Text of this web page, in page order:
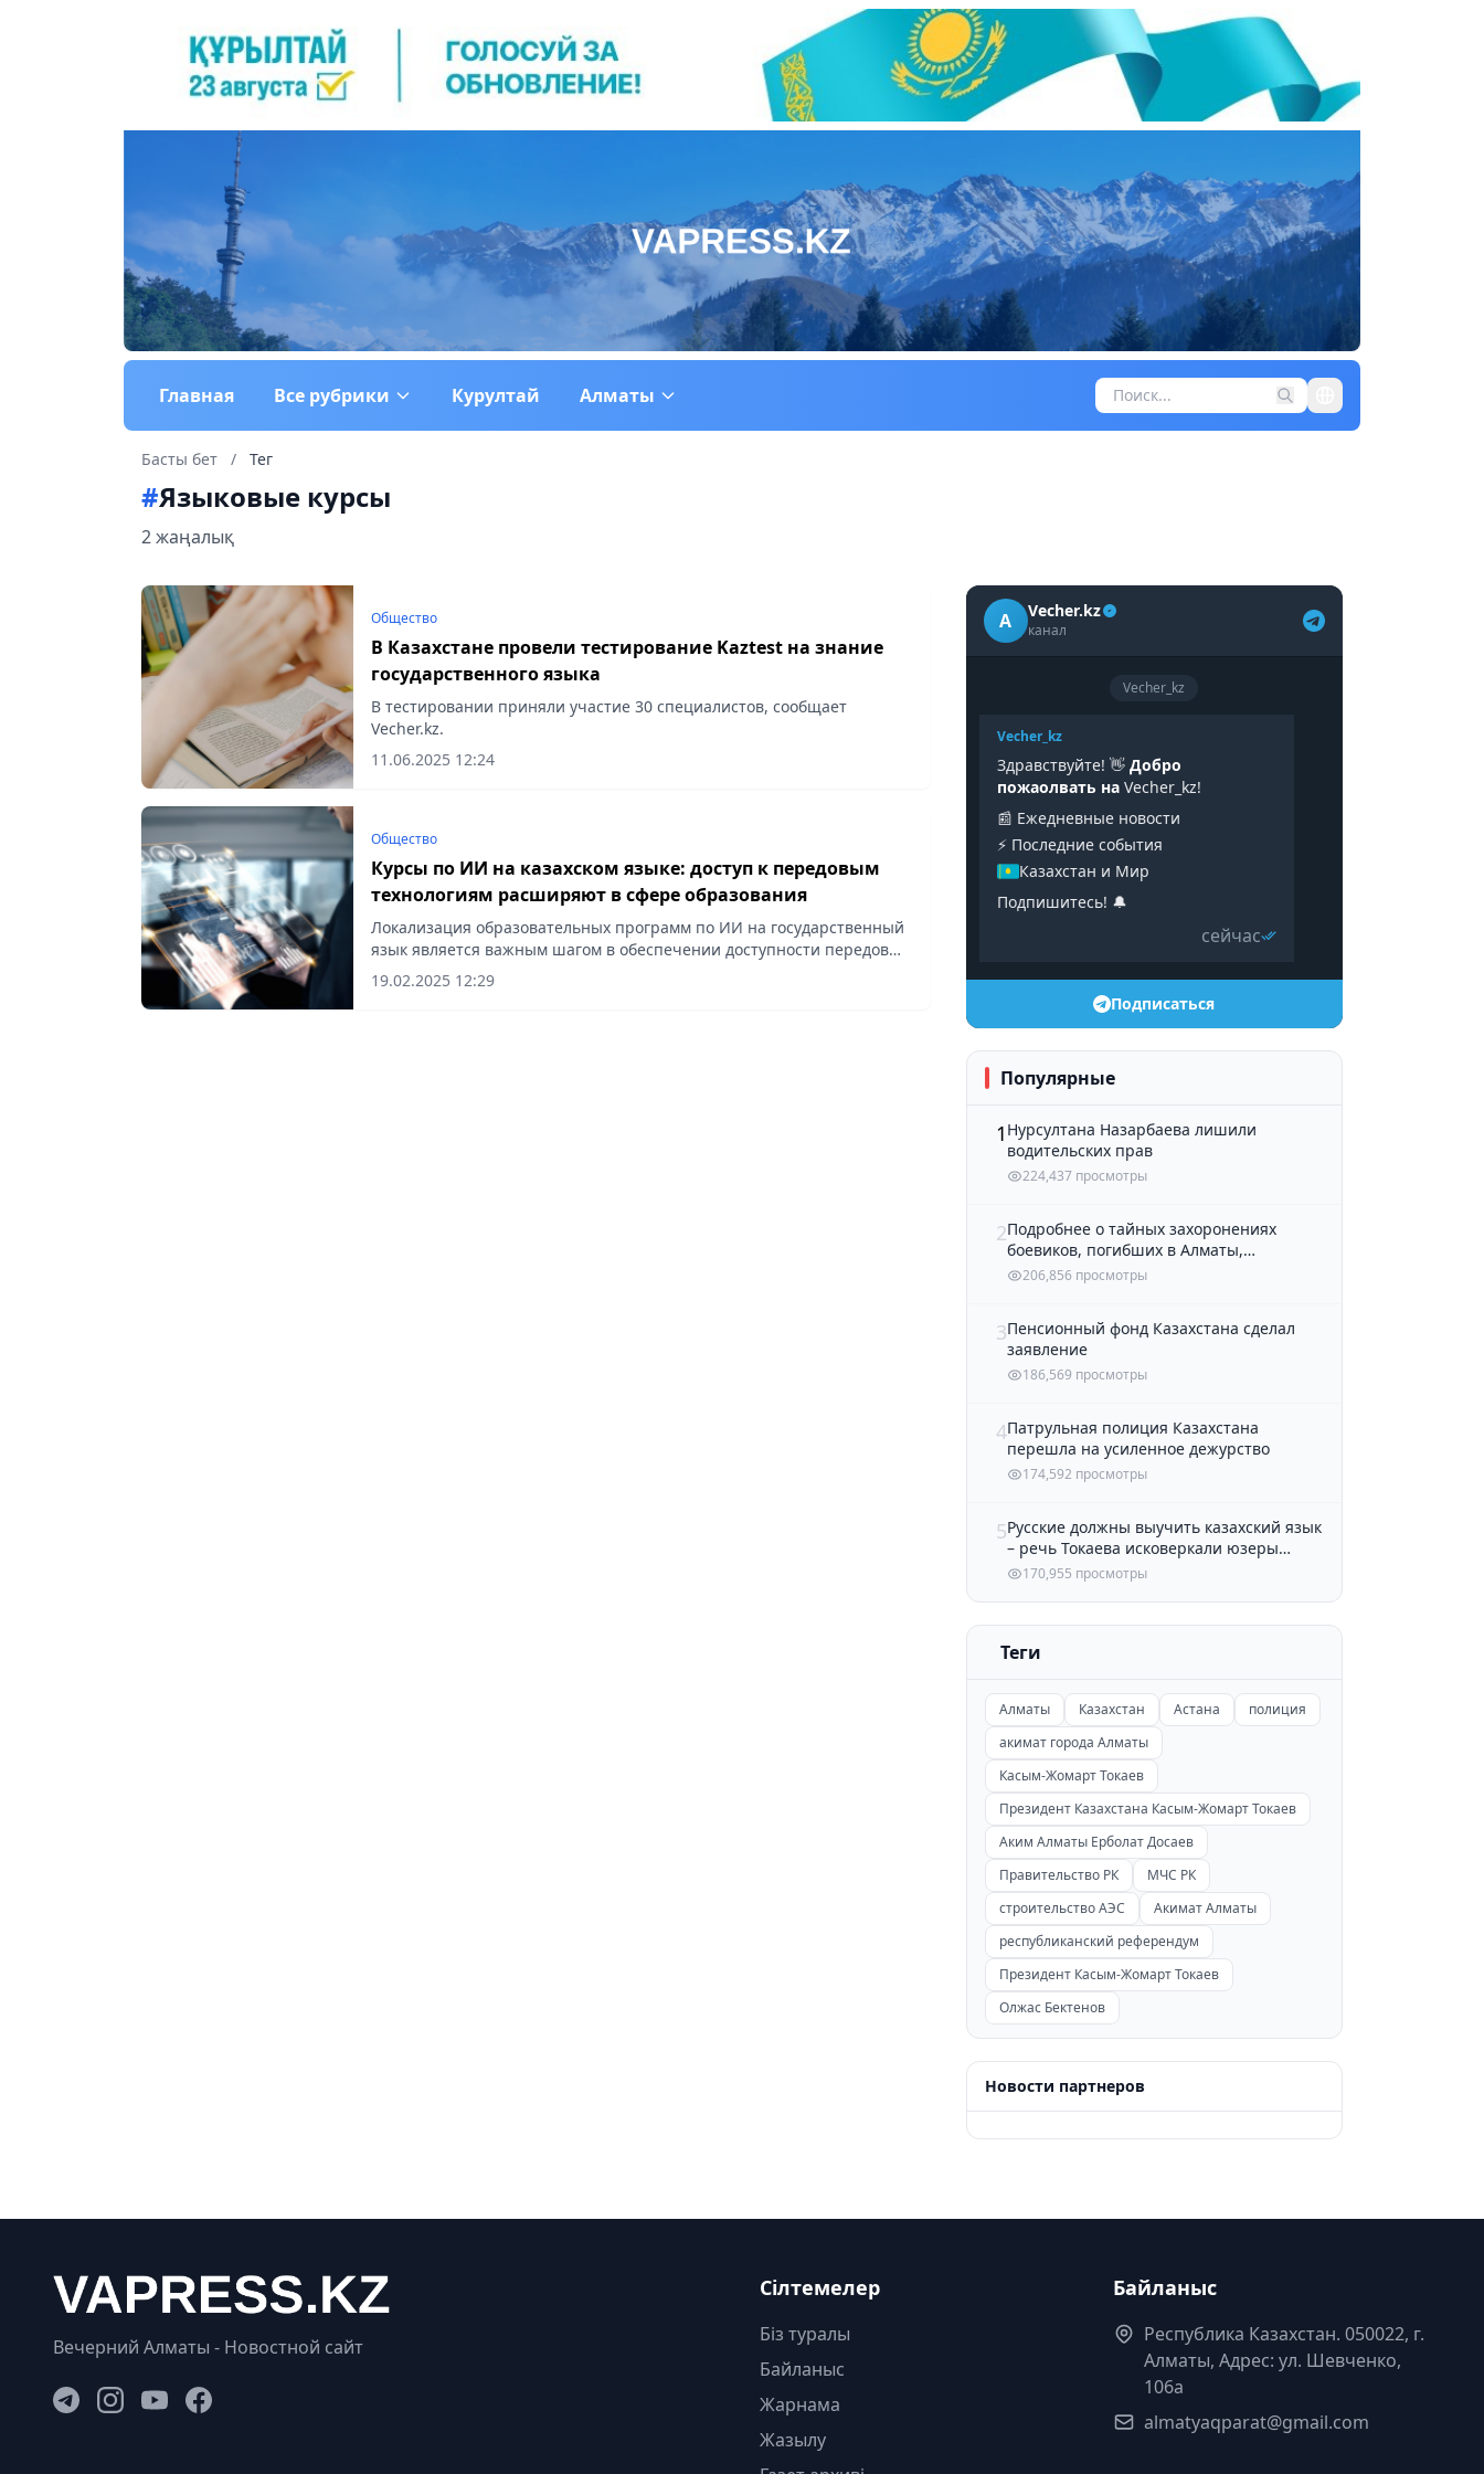
Главная Все рубрики Курултай Алматы
Басты бет / Тег
#Языковые курсы
2 жаңалық
Общество
В Казахстане провели тестирование Kaztest на знание
государственного языка
В тестировании приняли участие 30 специалистов, сообщает
Vecher.kz.
11.06.2025 12:24
Общество
Курсы по ИИ на казахском языке: доступ к передовым
технологиям расширяют в сфере образования
Локализация образовательных программ по ИИ на государственный
язык является важным шагом в обеспечении доступности передовых
знаний для казахстанских студентов и молодых специалистов,
сообщает...
19.02.2025 12:29
A Vecher.kz
канал
Vecher_kz
Vecher_kz
Здравствуйте! 👋 Добро
пожаолвать наVecher_kz!
📰 Ежедневные новости
⚡️ Последние события
Казахстан и Мир
Подпишитесь! 🔔
сейчас
Подписаться
Популярные
1 Нурсултана Назарбаева лишили
водительских прав
224,437 просмотры
2Подробнее о тайных захоронениях
боевиков, погибших в Алматы,
рассказали в полиции
206,856 просмотры
3Пенсионный фонд Казахстана сделал
заявление
186,569 просмотры
4Патрульная полиция Казахстана
перешла на усиленное дежурство
174,592 просмотры
5Русские должны выучить казахский язык
– речь Токаева исковеркали юзеры
Казнета
170,955 просмотры
Теги
Алматы Казахстан Астана
полиция
акимат города Алматы
Касым-Жомарт Токаев
Президент Казахстана Касым-Жомарт Токаев
Аким Алматы Ерболат Досаев
Правительство РК
МЧС РК
строительство АЭС
Акимат Алматы
республиканский референдум
Президент Касым-Жомарт Токаев
Олжас Бектенов
Новости партнеров
Вечерний Алматы - Новостной сайт
Сілтемелер
Біз туралы
Байланыс
Жарнама
Жазылу
Байланыс
Республика Казахстан. 050022, г.
Алматы, Адрес: ул. Шевченко,
106а
almatyaqparat@gmail.com